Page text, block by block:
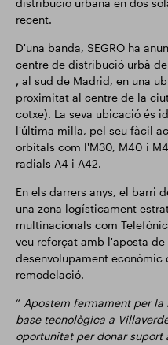
distribució urbana en dos
recent.
D'una banda, SEGRO ha
centre de distribució urbà
, al sud de Madrid, en una
proximitat al centre de la
cotxe). La seva ubicació és
l'última milla, pel seu fàcil
orbitals com l'M30, M40 i
radials A4 i A42.
En els darrers anys, el barri
una zona logísticament
multinacionals com
veu reforçat amb l'aposta
desenvolupament econòmic
remodelació.
“ Apostem fermament per
base tecnològica a
oportunitat per donar suport